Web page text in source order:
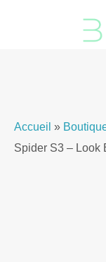
Accueil »
Spider S3 – Look